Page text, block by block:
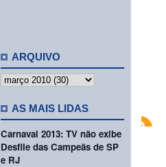
ARQUIVO
AS MAIS LIDAS
Carnaval 2013: TV não exibe
Desfile das Campeãs de SP
e RJ